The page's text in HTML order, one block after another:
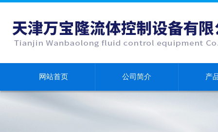
网站首页 公司简介 产